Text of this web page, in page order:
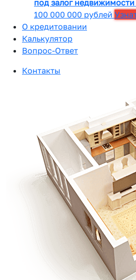
под залог недвижимости
100 000 000 рублей
О кредитовании
Калькулятор
Вопрос-Ответ
Контакты